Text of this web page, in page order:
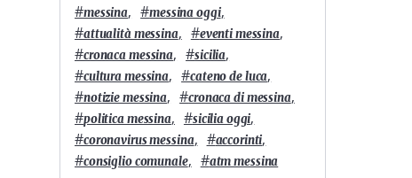
#messina, #messina oggi,
#attualità messina, #eventi messina,
#cronaca messina, #sicilia,
#cultura messina, #cateno de luca,
#notizie messina, #cronaca di messina,
#politica messina, #sicilia oggi,
#coronavirus messina, #accorinti,
#consiglio comunale, #atm messina